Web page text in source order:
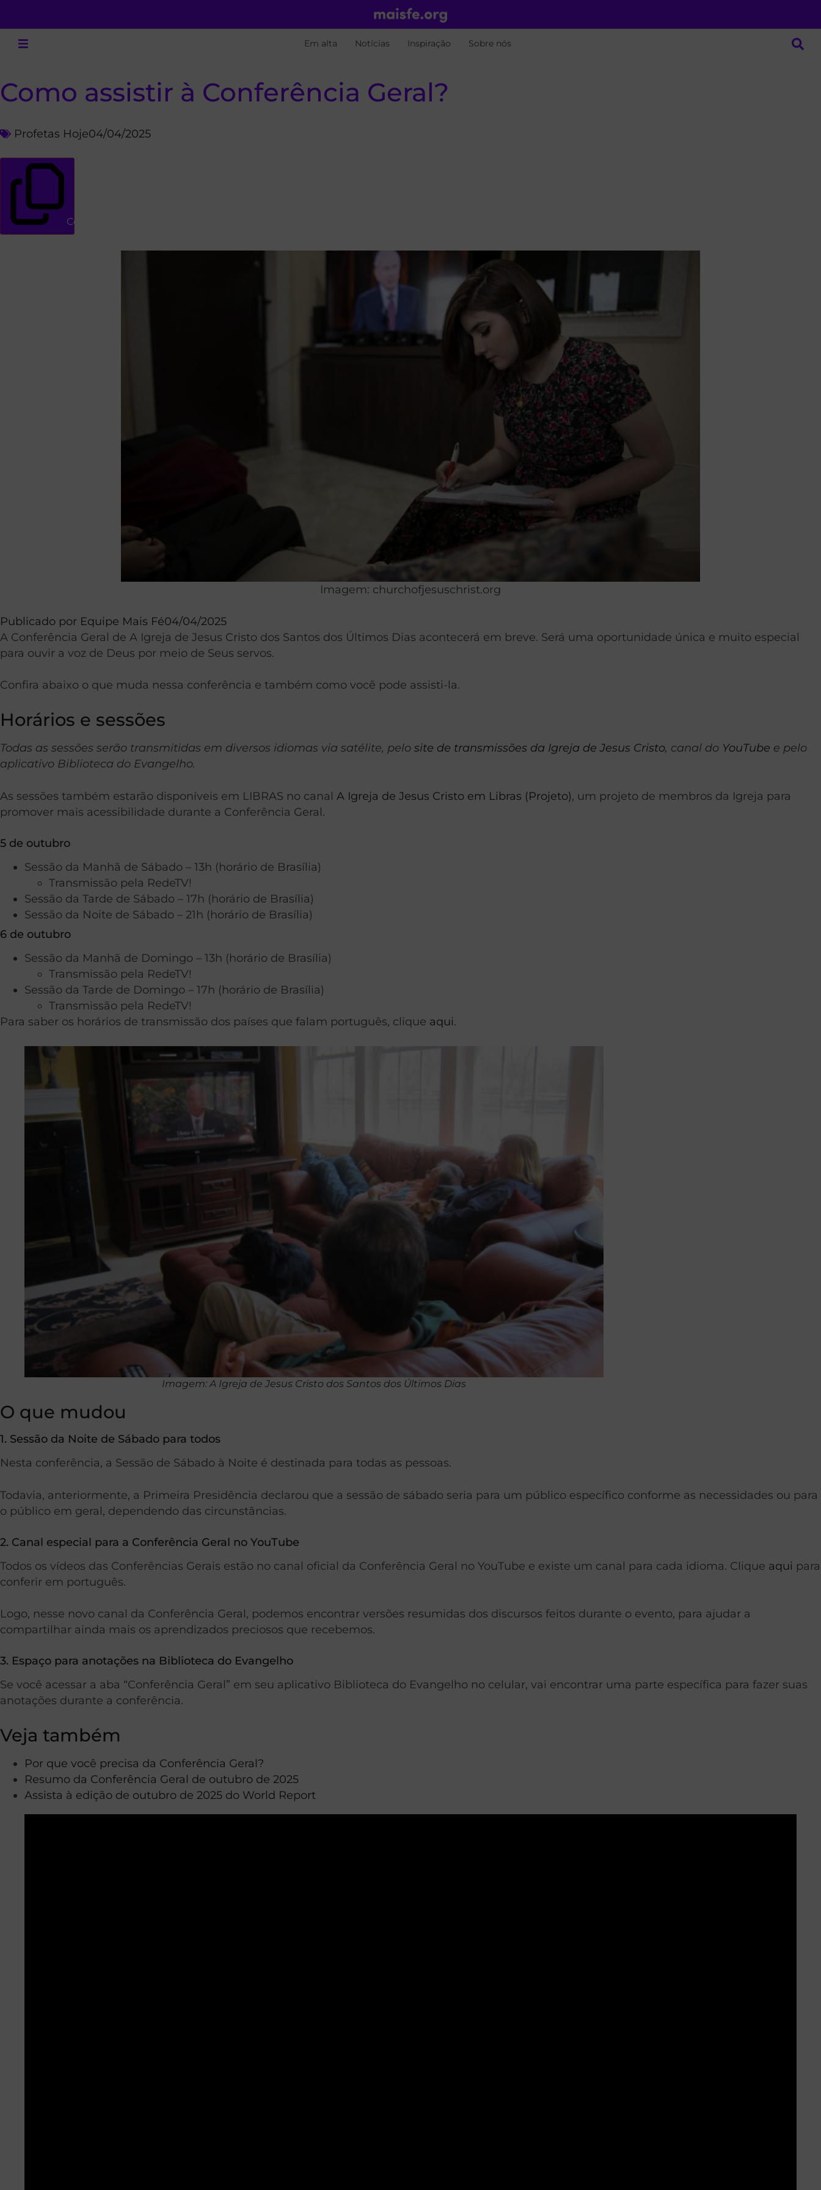
Em alta Notícias Inspiração Sobre nós
Como assistir à Conferência Geral?
Profetas Hoje04/04/2025
Copiar link
Imagem: churchofjesuschrist.org
Publicado por Equipe Mais Fé04/04/2025
A Conferência Geral de A Igreja de Jesus Cristo dos Santos dos Últimos Dias acontecerá em breve. Será uma oportunidade única e muito especial
para ouvir a voz de Deus por meio de Seus servos.
Confira abaixo o que muda nessa conferência e também como você pode assisti-la.
Horários e sessões
Todas as sessões serão transmitidas em diversos idiomas via satélite, pelo site de transmissões da Igreja de Jesus Cristo, canal do YouTube e pelo
aplicativo Biblioteca do Evangelho.
As sessões também estarão disponíveis em LIBRAS no canal A Igreja de Jesus Cristo em Libras (Projeto), um projeto de membros da Igreja para
promover mais acessibilidade durante a Conferência Geral.
5 de outubro
Sessão da Manhã de Sábado – 13h (horário de Brasília)
Transmissão pela RedeTV!
Sessão da Tarde de Sábado – 17h (horário de Brasília)
Sessão da Noite de Sábado – 21h (horário de Brasília)
6 de outubro
Sessão da Manhã de Domingo – 13h (horário de Brasília)
Transmissão pela RedeTV!
Sessão da Tarde de Domingo – 17h (horário de Brasília)
Transmissão pela RedeTV!
Para saber os horários de transmissão dos países que falam português, clique aqui.
Imagem: A Igreja de Jesus Cristo dos Santos dos Últimos Dias
O que mudou
1. Sessão da Noite de Sábado para todos
Nesta conferência, a Sessão de Sábado à Noite é destinada para todas as pessoas.
Todavia, anteriormente, a Primeira Presidência declarou que a sessão de sábado seria para um público específico conforme as necessidades ou para
o público em geral, dependendo das circunstâncias.
2. Canal especial para a Conferência Geral no YouTube
Todos os vídeos das Conferências Gerais estão no canal oficial da Conferência Geral no YouTube e existe um canal para cada idioma. Clique aqui para
conferir em português.
Logo, nesse novo canal da Conferência Geral, podemos encontrar versões resumidas dos discursos feitos durante o evento, para ajudar a
compartilhar ainda mais os aprendizados preciosos que recebemos.
3. Espaço para anotações na Biblioteca do Evangelho
Se você acessar a aba “Conferência Geral” em seu aplicativo Biblioteca do Evangelho no celular, vai encontrar uma parte específica para fazer suas
anotações durante a conferência.
Veja também
Por que você precisa da Conferência Geral?
Resumo da Conferência Geral de outubro de 2025
Assista à edição de outubro de 2025 do World Report